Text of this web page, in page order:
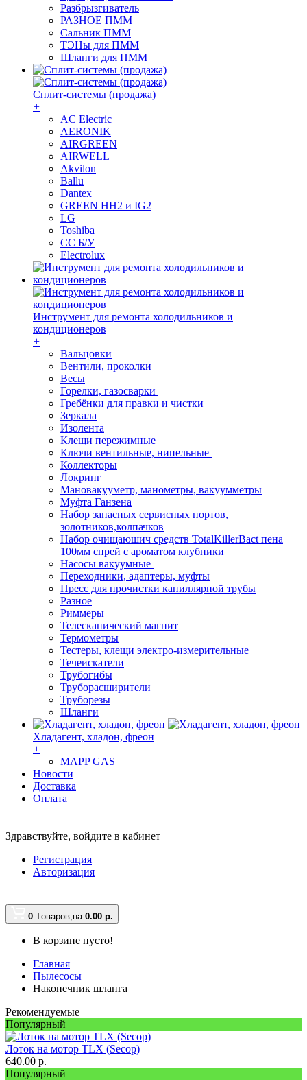
Разбрызгиватель
РАЗНОЕ ПММ
Сальник ПММ
ТЭНы для ПММ
Шланги для ПММ
Сплит-системы (продажа)
+
AC Electric
AERONIK
AIRGREEN
AIRWELL
Akvilon
Ballu
Dantex
GREEN HH2 и IG2
LG
Toshiba
СС Б/У
Electrolux
Инструмент для ремонта холодильников и
кондиционеров
+
Вальцовки
Вентили, проколки
Весы
Горелки, газосварки
Гребёнки для правки и чистки
Зеркала
Изолента
Клещи пережимные
Ключи вентильные, нипельные
Коллекторы
Локринг
Мановакууметр, манометры, вакуумметры
Муфта Ганзена
Набор запасных сервисных портов,
золотников,колпачков
Набор очищаюшич средств TotalKillerBact пена
100мм спрей с ароматом клубники
Насосы вакуумные
Переходники, адаптеры, муфты
Пресс для прочистки капиллярной трубы
Разное
Риммеры
Телескапический магнит
Термометры
Тестеры, клещи электро-измерительные
Течеискатели
Трубогибы
Труборасширители
Труборезы
Шланги
Хладагент, хладон, фреон
+
MAPP GAS
Новости
Доставка
Оплата
Здравствуйте, войдите в кабинет
Регистрация
Авторизация
0 Tоваров,на 0.00 р.
В корзине пусто!
Главная
Пылесосы
Наконечник шланга
Рекомендуемые
Популярный
Лоток на мотор TLX (Secop)
640.00 р.
Популярный